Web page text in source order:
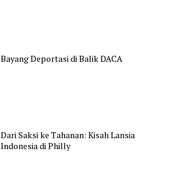
Bayang Deportasi di Balik DACA
Dari Saksi ke Tahanan: Kisah Lansia
Indonesia di Philly